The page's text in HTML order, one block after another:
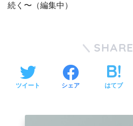
続く〜（編集中）
SHARE
ツイート シェア はてブ